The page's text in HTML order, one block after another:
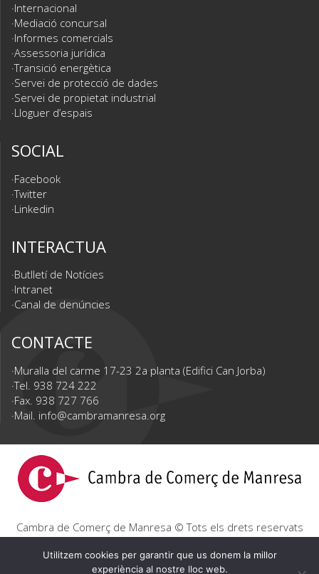
Internacional
Mediació concursal
Informes comercials
Assessoria jurídica
Transició energètica
Servei de protecció de dades
Servei de propietat industrial
Lloguer d’espais
SOCIAL
Facebook
Twitter
Linkedin
INTERACTUA
Butlletí de Notícies
Intranet
Canal de denúncies
CONTACTE
Muralla del carme 17-23 2a planta (Edifici Can Jorba)
Tel. 938 724 222
Fax. 938 727 766
Mail. info@cambramanresa.org
Cambra de Comerç de Manresa © Tots els drets reservats
Avís Legal Política de privacitat Política de cookies
Utilitzem cookies per garantir que us donem la millor
experiència al nostre lloc web.